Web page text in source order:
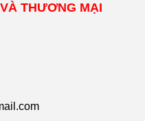
THƯƠNG MẠI